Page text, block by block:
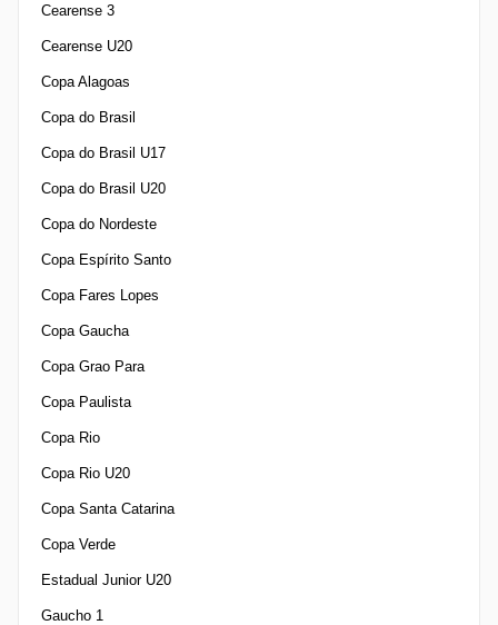
Cearense 3
Cearense U20
Copa Alagoas
Copa do Brasil
Copa do Brasil U17
Copa do Brasil U20
Copa do Nordeste
Copa Espírito Santo
Copa Fares Lopes
Copa Gaucha
Copa Grao Para
Copa Paulista
Copa Rio
Copa Rio U20
Copa Santa Catarina
Copa Verde
Estadual Junior U20
Gaucho 1